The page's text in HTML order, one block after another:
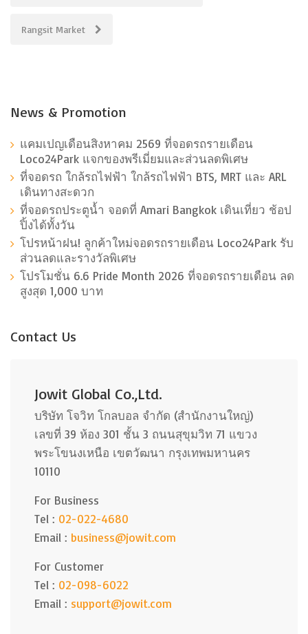
navigation
Rangsit Market
News & Promotion
แคมเปญเดือนสิงหาคม 2569 ที่จอดรถรายเดือน
Loco24Park แจกของพรีเมี่ยมและส่วนลดพิเศษ
ที่จอดรถ ใกล้รถไฟฟ้า ใกล้รถไฟฟ้า BTS, MRT และ ARL
เดินทางสะดวก
ที่จอดรถประตูน้ำ จอดที่ Amari Bangkok เดินเที่ยว ช้อป
ปิ้งได้ทั้งวัน
โปรหน้าฝน! ลูกค้าใหม่จอดรถรายเดือน Loco24Park รับ
ส่วนลดและรางวัลพิเศษ
โปรโมชั่น 6.6 Pride Month 2026 ที่จอดรถรายเดือน ลด
สูงสุด 1,000 บาท
Contact Us
Jowit Global Co.,Ltd.
บริษัท โจวิท โกลบอล จำกัด (สำนักงานใหญ่)
เลขที่ 39 ห้อง 301 ชั้น 3 ถนนสุขุมวิท 71 แขวง
พระโขนงเหนือ เขตวัฒนา กรุงเทพมหานคร
10110
For Business
Tel : 02-022-4680
Email : business@jowit.com
For Customer
Tel : 02-098-6022
Email : support@jowit.com